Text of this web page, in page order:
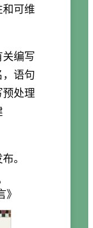
可维
编写
语句
处理
。
》